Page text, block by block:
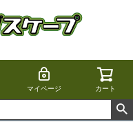
マイページ カート